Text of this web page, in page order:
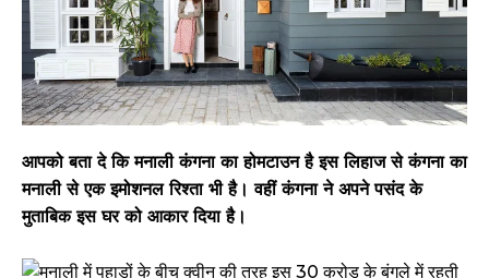
आपको बता दे कि मनाली कंगना का होमटाउन है इस लिहाज से कंगना का
मनाली से एक इमोशनल रिश्ता भी है। वहीं कंगना ने अपने पसंद के
मुताबिक इस घर को आकार दिया है।